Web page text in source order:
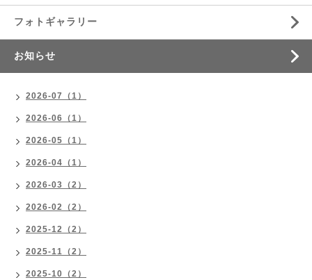
フォトギャラリー
お知らせ
2026-07（1）
2026-06（1）
2026-05（1）
2026-04（1）
2026-03（2）
2026-02（2）
2025-12（2）
2025-11（2）
2025-10（2）